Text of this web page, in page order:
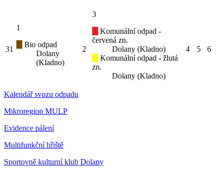
31
1
Bio odpad
Dolany
(Kladno)
2
3
Komunální odpad -
červená zn.
Dolany (Kladno)
Komunální odpad - žlutá
zn.
Dolany (Kladno)
4 5 6
Kalendář svozu odpadu
Mikroregion MULP
Evidence pálení
Multifunkční hřiště
Sportovně kulturní klub Dolany